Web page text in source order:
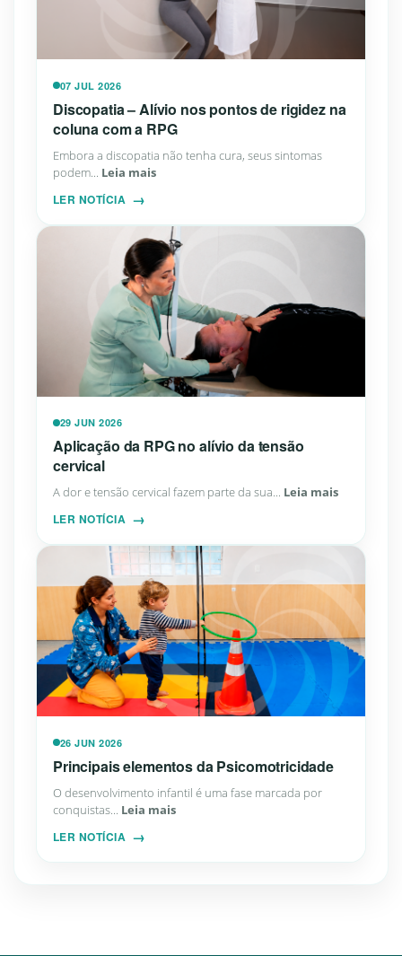
07 JUL 2026
Discopatia – Alívio nos pontos de rigidez na
coluna com a RPG
Embora a discopatia não tenha cura, seus sintomas
podem... Leia mais
LER NOTÍCIA
29 JUN 2026
Aplicação da RPG no alívio da tensão
cervical
A dor e tensão cervical fazem parte da sua... Leia mais
LER NOTÍCIA
26 JUN 2026
Principais elementos da Psicomotricidade
O desenvolvimento infantil é uma fase marcada por
conquistas... Leia mais
LER NOTÍCIA